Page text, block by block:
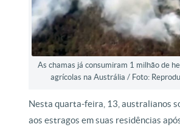
As chamas já consumiram 1 milhão de
agrícolas na Austrália / Foto:
Nesta quarta-feira, 13, australianos
aos estragos em suas residências